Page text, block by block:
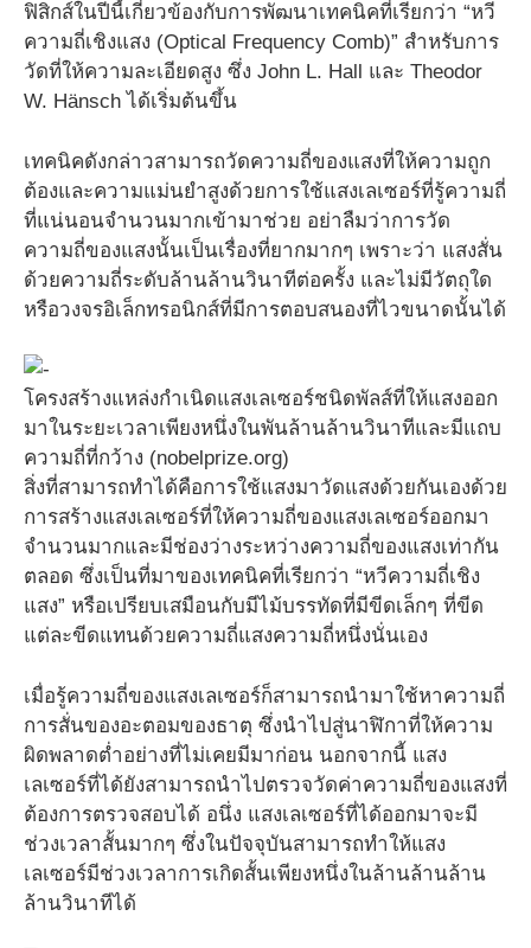
ฟิสิกส์ในปีนี้เกี่ยวข้องกับการพัฒนาเทคนิคที่เรียกว่า “หวี
ความถี่เชิงแสง (Optical Frequency Comb)” สำหรับการ
วัดที่ให้ความละเอียดสูง ซึ่ง John L. Hall และ Theodor
W. Hänsch ได้เริ่มต้นขึ้น
เทคนิคดังกล่าวสามารถวัดความถี่ของแสงที่ให้ความถูก
ต้องและความแม่นยำสูงด้วยการใช้แสงเลเซอร์ที่รู้ความถี่
ที่แน่นอนจำนวนมากเข้ามาช่วย อย่าลืมว่าการวัด
ความถี่ของแสงนั้นเป็นเรื่องที่ยากมากๆ เพราะว่า แสงสั่น
ด้วยความถี่ระดับล้านล้านวินาทีต่อครั้ง และไม่มีวัตถุใด
หรือวงจรอิเล็กทรอนิกส์ที่มีการตอบสนองที่ไวขนาดนั้นได้
โครงสร้างแหล่งกำเนิดแสงเลเซอร์ชนิดพัลส์ที่ให้แสงออก
มาในระยะเวลาเพียงหนึ่งในพันล้านล้านวินาทีและมีแถบ
ความถี่ที่กว้าง (nobelprize.org)
สิ่งที่สามารถทำได้คือการใช้แสงมาวัดแสงด้วยกันเองด้วย
การสร้างแสงเลเซอร์ที่ให้ความถี่ของแสงเลเซอร์ออกมา
จำนวนมากและมีช่องว่างระหว่างความถี่ของแสงเท่ากัน
ตลอด ซึ่งเป็นที่มาของเทคนิคที่เรียกว่า “หวีความถี่เชิง
แสง” หรือเปรียบเสมือนกับมีไม้บรรทัดที่มีขีดเล็กๆ ที่ขีด
แต่ละขีดแทนด้วยความถี่แสงความถี่หนึ่งนั่นเอง
เมื่อรู้ความถี่ของแสงเลเซอร์ก็สามารถนำมาใช้หาความถี่
การสั่นของอะตอมของธาตุ ซึ่งนำไปสู่นาฬิกาที่ให้ความ
ผิดพลาดต่ำอย่างที่ไม่เคยมีมาก่อน นอกจากนี้ แสง
เลเซอร์ที่ได้ยังสามารถนำไปตรวจวัดค่าความถี่ของแสงที่
ต้องการตรวจสอบได้ อนึ่ง แสงเลเซอร์ที่ได้ออกมาจะมี
ช่วงเวลาสั้นมากๆ ซึ่งในปัจจุบันสามารถทำให้แสง
เลเซอร์มีช่วงเวลาการเกิดสั้นเพียงหนึ่งในล้านล้านล้าน
ล้านวินาทีได้